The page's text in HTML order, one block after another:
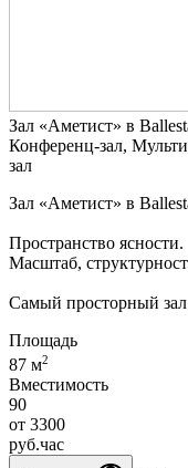
Зал «Аметист» в
Конференц-зал,
зал
Зал «Аметист» в
Пространство ясности.
Масштаб,
Самый просторный
Площадь
87 м2
Вместимость
90
от 3300
руб.час